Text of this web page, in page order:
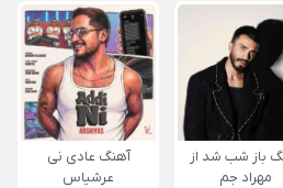
باز شب شد از
مهراد جم
آهنگ عادی نی
عرشیاس